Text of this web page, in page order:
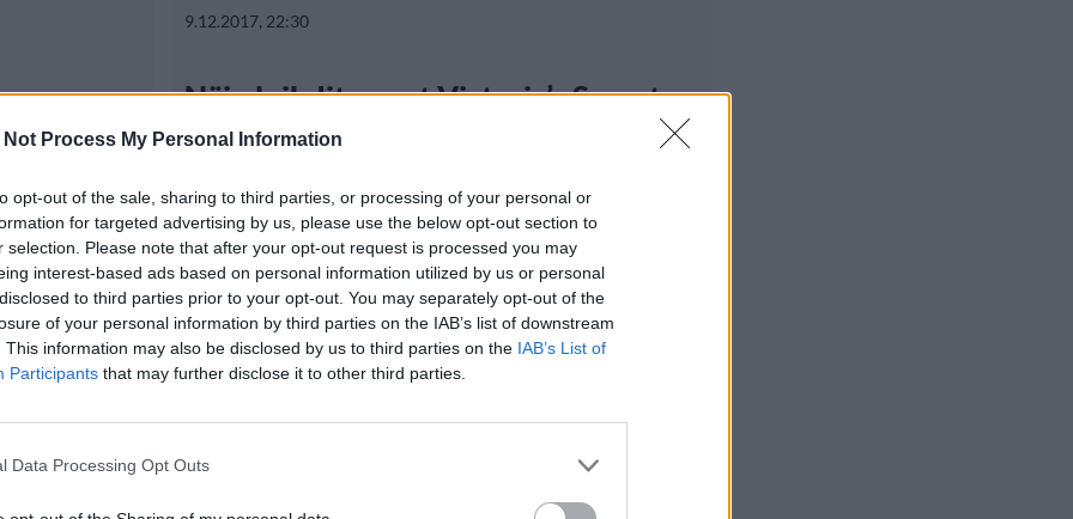
Not Process My Personal Information
opt-out of the sale, sharing to third parties, or processing of your personal or
for targeted advertising by us, please use the below opt-out section to
selection. Please note that after your opt-out request is processed you may
interest-based ads based on personal information utilized by us or personal
to third parties prior to your opt-out. You may separately opt-out of the
of your personal information by third parties on the IAB’s list of downstream
This information may also be disclosed by us to third parties on the IAB’s List of
Participants that may further disclose it to other third parties.
Data Processing Opt Outs
-
Khare
9.12.2017, 22:30
Näin loihdit upeat Victoria’s Secret -
enkelikiharat – 6 vinkkiä
Näyttävässä VIctoria’s Secret -alusvaateketjun
muotinäytöksessä naiset häikäisevät kauniissa
alusvaatteissaan ja